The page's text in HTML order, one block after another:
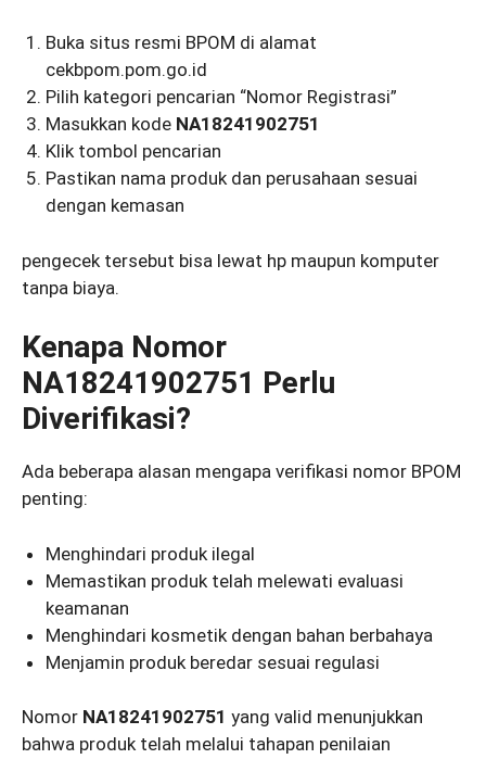
Buka situs resmi BPOM di alamat
cekbpom.pom.go.id
Pilih kategori pencarian “Nomor Registrasi”
Masukkan kode NA18241902751
Klik tombol pencarian
Pastikan nama produk dan perusahaan sesuai
dengan kemasan
pengecek tersebut bisa lewat hp maupun komputer
tanpa biaya.
Kenapa Nomor
NA18241902751 Perlu
Diverifikasi?
Ada beberapa alasan mengapa verifikasi nomor BPOM
penting:
Menghindari produk ilegal
Memastikan produk telah melewati evaluasi
keamanan
Menghindari kosmetik dengan bahan berbahaya
Menjamin produk beredar sesuai regulasi
Nomor NA18241902751 yang valid menunjukkan
bahwa produk telah melalui tahapan penilaian